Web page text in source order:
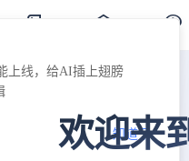
欢迎来
上线，给AI插上翅膀
知道了